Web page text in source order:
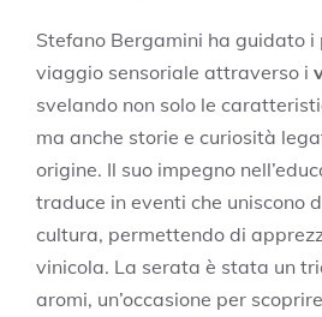
Stefano Bergamini ha guidato
viaggio sensoriale attraverso i
svelando non solo le
ma anche storie e curiosità
origine. Il suo impegno
traduce in eventi che uniscono
cultura, permettendo di
vinicola. La serata è stata un
aromi, un’occasione per